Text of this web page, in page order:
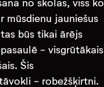
no skolas, viss ko
mūsdienu jauniešus
būs tikai ārējs
- visgrūtākais
Šis
- robežšķirtni.